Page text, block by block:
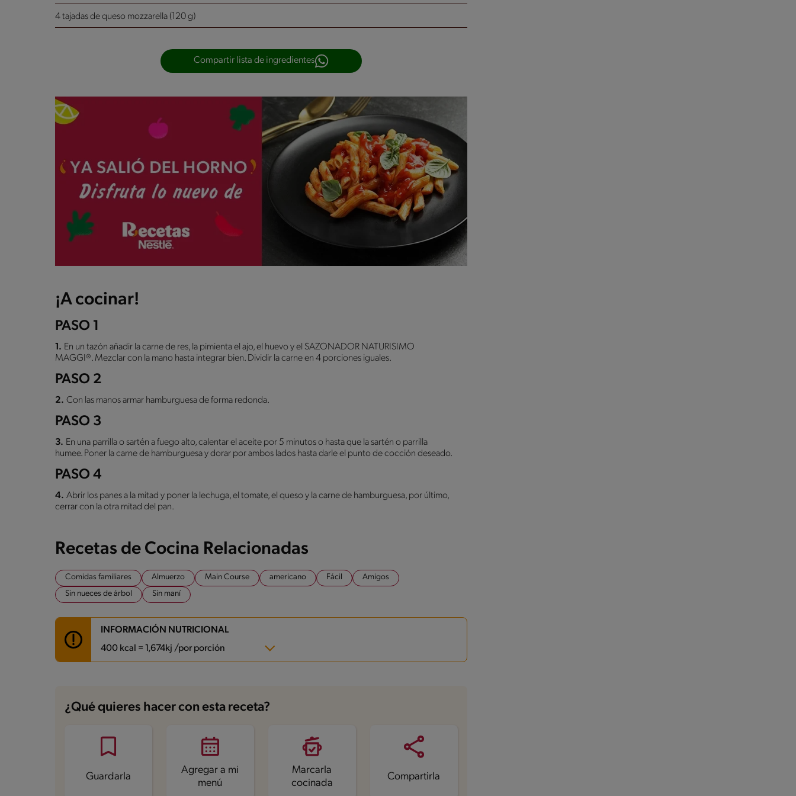
4 tajadas de queso mozzarella (120 g)
Compartir lista de ingredientes
¡A cocinar!
PASO 1
1. En un tazón añadir la carne de res, la pimienta el ajo, el huevo y el SAZONADOR NATURISIMO
MAGGI®. Mezclar con la mano hasta integrar bien. Dividir la carne en 4 porciones iguales.
PASO 2
2. Con las manos armar hamburguesa de forma redonda.
PASO 3
3. En una parrilla o sartén a fuego alto, calentar el aceite por 5 minutos o hasta que la sartén o parrilla
humee. Poner la carne de hamburguesa y dorar por ambos lados hasta darle el punto de cocción deseado.
PASO 4
4. Abrir los panes a la mitad y poner la lechuga, el tomate, el queso y la carne de hamburguesa, por último,
cerrar con la otra mitad del pan.
Recetas de Cocina Relacionadas
Comidas familiares Almuerzo Main Course americano Fácil
Amigos
Sin nueces de árbol
Sin maní
INFORMACIÓN NUTRICIONAL
400 kcal = 1,674kj /por porción
Energía
400 kcal
Grasas 21.5 g
Sodio
¿Qué quieres hacer con esta receta?
Guardarla
Agregar a mi
menú
Marcarla
cocinada
Compartirla